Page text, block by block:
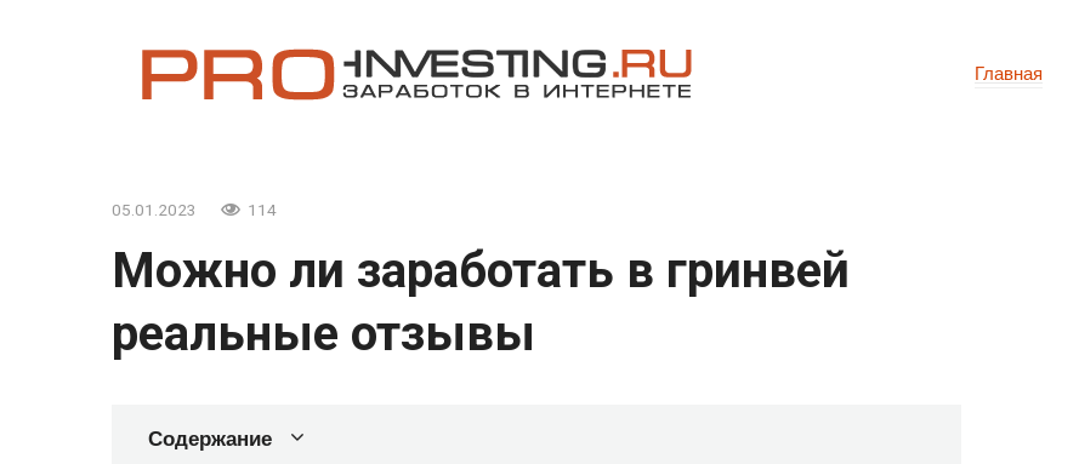
Главная
05.01.2023 114
Можно ли заработать в гринвей
реальные отзывы
Содержание